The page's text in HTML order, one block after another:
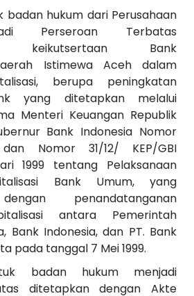
badan hukum dari Perusahaan
Perseroan Terbatas
keikutsertaan Bank
Istimewa Aceh dalam
berupa peningkatan
yang ditetapkan melalui
Menteri Keuangan Republik
Bank Indonesia Nomor
dan Nomor 31/12/ KEP/GBI
1999 tentang Pelaksanaan
Bank Umum, yang
penandatanganan
antara Pemerintah
Bank Indonesia, dan PT. Bank
pada tanggal 7 Mei 1999.
badan hukum menjadi
ditetapkan dengan Akte